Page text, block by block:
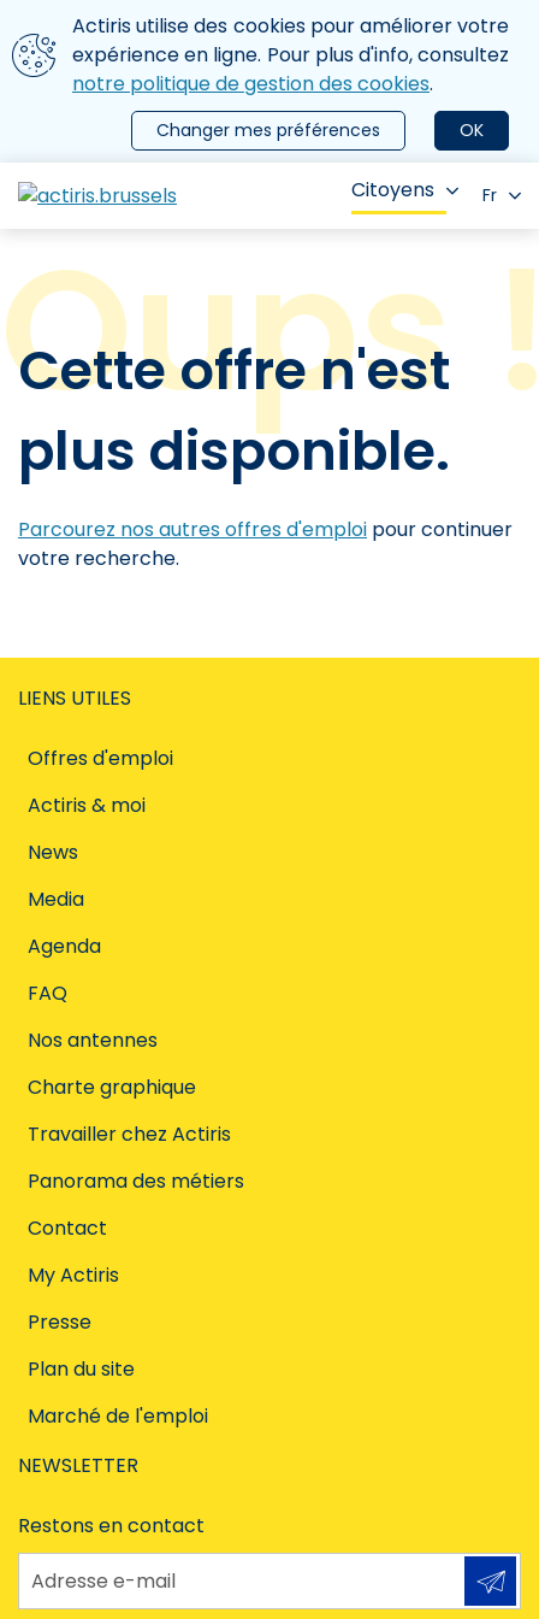
Aller au contenu principal
Nous utilisons des cookies
Actiris utilise des cookies pour améliorer votre
expérience en ligne. Pour plus d'info, consultez
notre politique de gestion des cookies.
OK
Changer mes préférences
le menu
Citoyens Fr
Cette offre n'est
plus disponible.
Parcourez nos autres offres d'emploi pour continuer
votre recherche.
LIENS UTILES
Offres d'emploi
Actiris & moi
News
Media
Agenda
FAQ
Nos antennes
Charte graphique
Travailler chez Actiris
Panorama des métiers
Contact
My Actiris
Presse
Plan du site
Marché de l'emploi
NEWSLETTER
Restons en contact
Adresse e-mail